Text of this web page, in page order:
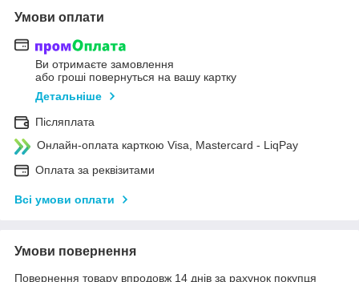
Умови оплати
Ви отримаєте замовлення
або гроші повернуться на вашу картку
Детальніше
Післяплата
Онлайн-оплата карткою Visa, Mastercard - LiqPay
Оплата за реквізитами
Всі умови оплати
Умови повернення
Повернення товару впродовж 14 днів за рахунок покупця